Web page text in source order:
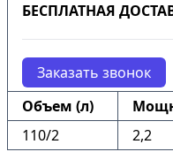
БЕСПЛАТНАЯ
Заказать звонок
Объем (л)
110/2
2,2